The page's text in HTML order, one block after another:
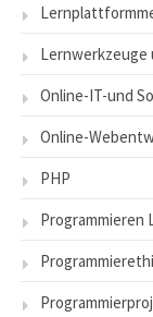
Lernwerkzeuge
Online-IT-und
Online-
PHP
Programmieren